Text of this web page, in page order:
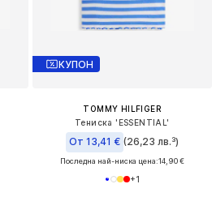
КУПОН
TOMMY HILFIGER
Тениска 'ESSENTIAL'
От 13,41 € (26,23 лв.³)
Последна най-ниска цена:14,90 €
+1